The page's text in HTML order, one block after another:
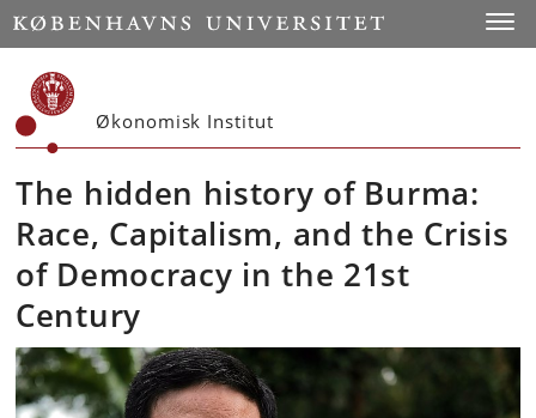
Start
Økonomisk Institut
The hidden history of Burma:
Race, Capitalism, and the Crisis
of Democracy in the 21st
Century